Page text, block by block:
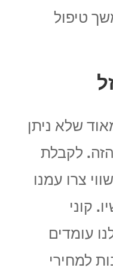
טיפול
שלא ניתן
לקבלת
צרו עמנו
קוני
עומדים
למחירי